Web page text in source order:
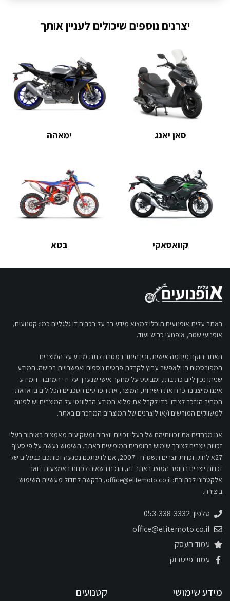
יצרנים נוספים שיכולים לעניין אותך
סאן יאנג ימאהה
קוואסאקי בטא
באתר עלית אופנועים תוכלו למצוא מידע רב על רכבים דו גלגליים כמו: קטנועים,
אופנועי שטח, אופנועי כביש ועוד.
האתר הוקם מיוזמה אישית, ובין היתר במטרה לתת מידע על המוצרים
המפורסמים בו ולאפשר ערוץ לקבלת פרטים נוספים ואפשרויות רכישה. המידע
שניתן נכון ליום כתיבתו, ומבוסס על מחקר אישי שנערך על ידי המחבר. המידע
איננו מייצג בהכרח את השירות, המוצר, את הפרטים הטכניים הכלולים בו או את
המחיר הנזכר לצידו. כדי לקבל את מלוא המידע הרלוונטי על המוצרים יש לפנות
למשווקים המורשים ו/או ליצרנים של המוצרים המוזכרים באתר.
אנו מכבדים את זכויותיהם של בעלי זכויות יוצרים ומשקיעים מאמצים באיתור בעלי
זכויות יוצרים לצורך שימוש בחומרים המופיעים באתר. השימוש נעשה על פי סעיף
27א לחוק זכויות יוצרים תשס"ח - 2007, אם לדעתכם נפגעה זכותכם כבעלים של
זכויות יוצרים בחומר המוצג באתר זה, הנכם רשאים לפנות באמצעות דואר
אלקטרוני לכתובת: office@elitemoto.co.il, בבקשה לחדול מעשיית השימוש
ביצירה.
טלפון: 053-338-3332
office@elitemoto.co.il
עמוד העסק
עמוד פייסבוק
מידע שימושי קטנועים